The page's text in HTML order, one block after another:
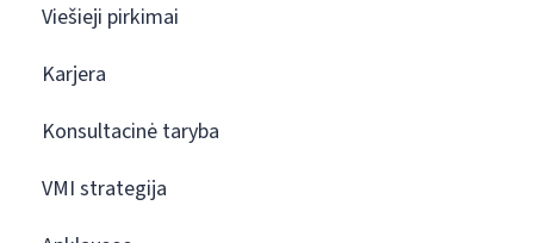
Viešieji pirkimai
Karjera
Konsultacinė taryba
VMI strategija